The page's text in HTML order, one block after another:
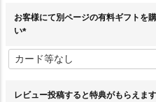
お客様にて別ページの有料ギフトを
い
必
須
レビュー投稿すると特典がもらえま